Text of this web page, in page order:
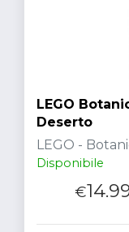
LEGO
Deserto
LEGO -
Disponibile
€